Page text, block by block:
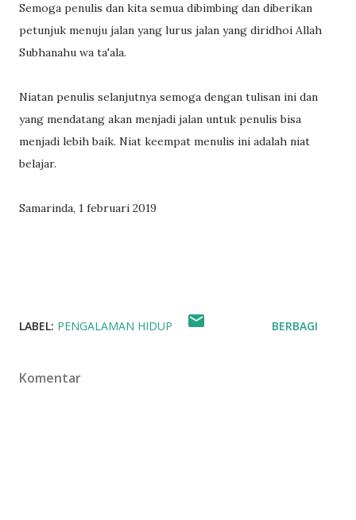
Semoga penulis dan kita semua dibimbing dan diberikan
petunjuk menuju jalan yang lurus jalan yang diridhoi Allah
Subhanahu wa ta'ala.
Niatan penulis selanjutnya semoga dengan tulisan ini dan
yang mendatang akan menjadi jalan untuk penulis bisa
menjadi lebih baik. Niat keempat menulis ini adalah niat
belajar.
Samarinda, 1 februari 2019
LABEL: PENGALAMAN HIDUP BERBAGI
Komentar